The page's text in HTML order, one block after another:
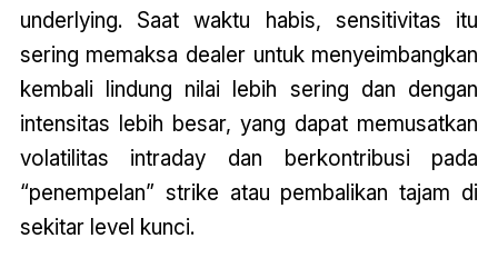
underlying. Saat waktu habis, sensitivitas itu
sering memaksa dealer untuk menyeimbangkan
kembali lindung nilai lebih sering dan dengan
intensitas lebih besar, yang dapat memusatkan
volatilitas intraday dan berkontribusi pada
“penempelan” strike atau pembalikan tajam di
sekitar level kunci.